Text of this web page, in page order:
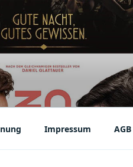
Impressum AGB